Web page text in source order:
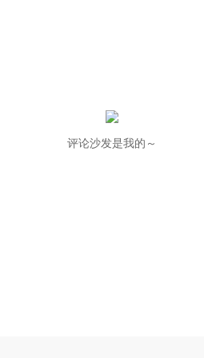
评论沙发是我的～